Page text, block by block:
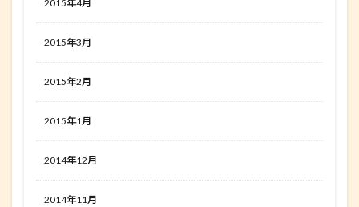
2015年4月
2015年3月
2015年2月
2015年1月
2014年12月
2014年11月